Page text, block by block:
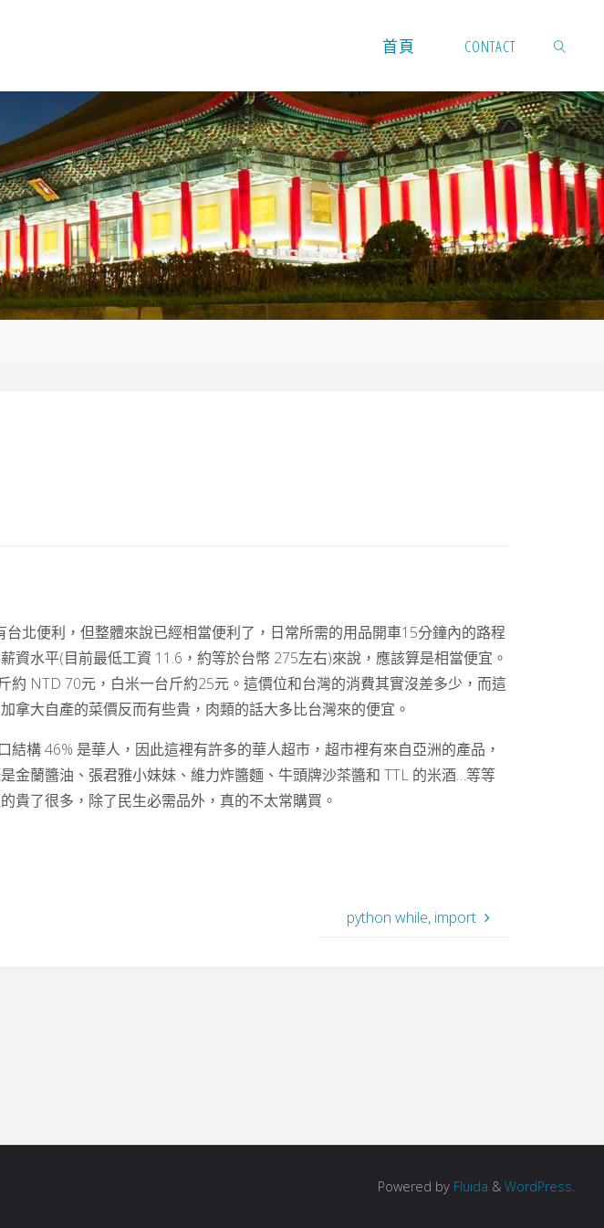
首頁 CONTACT
SEARCH
北便利，但整體來說已經相當便利了，日常所需的用品開車15分鐘內的路程
資水平(目前最低工資 11.6，約等於台幣 275左右)來說，應該算是相當便宜。
約 NTD 70元，白米一台斤約25元。這價位和台灣的消費其實沒差多少，而這
拿大自產的菜價反而有些貴，肉類的話大多比台灣來的便宜。
結構 46% 是華人，因此這裡有許多的華人超市，超市裡有來自亞洲的產品，
金蘭醬油、張君雅小妹妹、維力炸醬麵、牛頭牌沙茶醬和 TTL 的米酒…等等
貴了很多，除了民生必需品外，真的不太常購買。
python while, import
Powered by Fluida & WordPress.